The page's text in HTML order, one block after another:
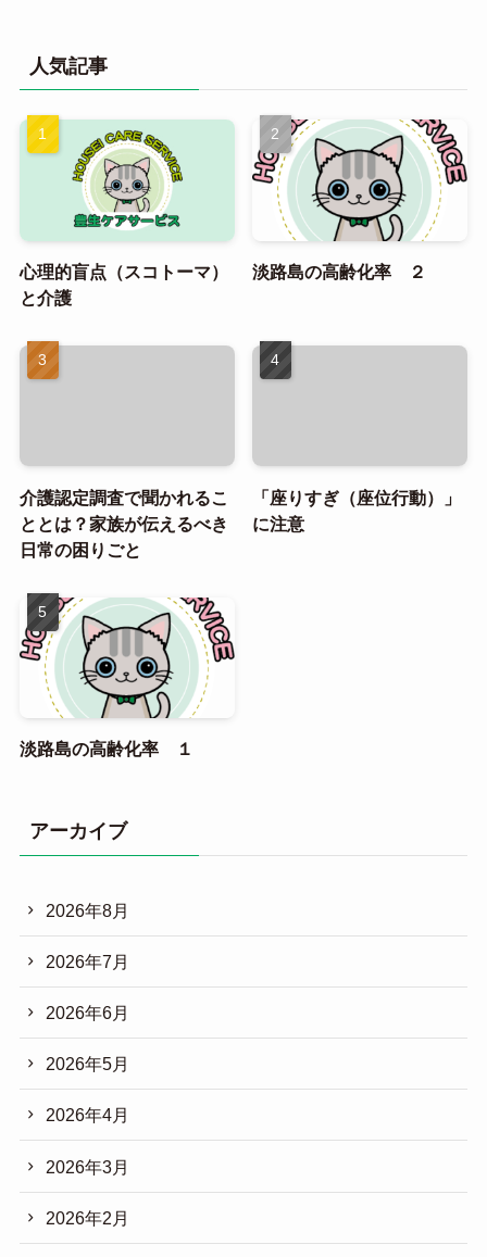
人気記事
心理的盲点（スコトーマ）
と介護
淡路島の高齢化率 ２
介護認定調査で聞かれるこ
ととは？家族が伝えるべき
日常の困りごと
「座りすぎ（座位行動）」
に注意
淡路島の高齢化率 １
アーカイブ
2026年8月
2026年7月
2026年6月
2026年5月
2026年4月
2026年3月
2026年2月